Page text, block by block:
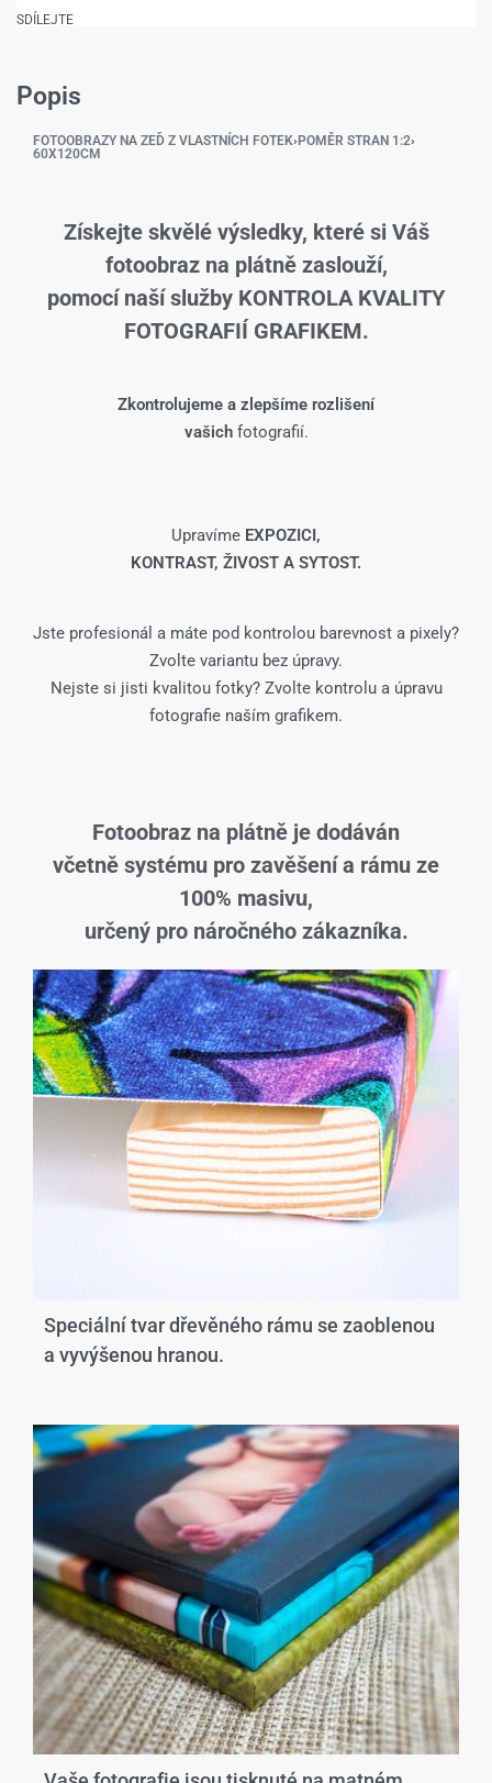
SDÍLEJTE
Popis
FOTOOBRAZY NA ZEĎ Z VLASTNÍCH FOTEK› POMĚR STRAN 1:2›
60X120CM
Získejte skvělé výsledky, které si Váš
fotoobraz na plátně zaslouží,
pomocí naší služby KONTROLA KVALITY
FOTOGRAFIÍ GRAFIKEM.
Zkontrolujeme a zlepšíme rozlišení
vašich fotografií.
Upravíme EXPOZICI,
KONTRAST, ŽIVOST A SYTOST.
Jste profesionál a máte pod kontrolou barevnost a pixely?
Zvolte variantu bez úpravy.
Nejste si jisti kvalitou fotky? Zvolte kontrolu a úpravu
fotografie naším grafikem.
Fotoobraz na plátně je dodáván
včetně systému pro zavěšení a rámu ze
100% masivu,
určený pro náročného zákazníka.
Speciální tvar dřevěného rámu se zaoblenou
a vyvýšenou hranou.​